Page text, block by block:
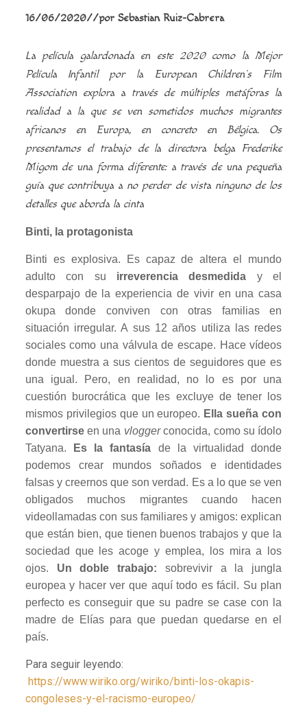
16/06/2020//por Sebastian Ruiz-Cabrera
La película galardonada en este 2020 como la Mejor
Película Infantil por la European Children’s Film
Association explora a través de múltiples metáforas la
realidad a la que se ven sometidos muchos migrantes
africanos en Europa, en concreto en Bélgica. Os
presentamos el trabajo de la directora belga Frederike
Migom de una forma diferente: a través de una pequeña
guía que contribuya a no perder de vista ninguno de los
detalles que aborda la cinta
Binti, la protagonista
Binti es explosiva. Es capaz de altera el mundo
adulto con su irreverencia desmedida y el
desparpajo de la experiencia de vivir en una casa
okupa donde conviven con otras familias en
situación irregular. A sus 12 años utiliza las redes
sociales como una válvula de escape. Hace vídeos
donde muestra a sus cientos de seguidores que es
una igual. Pero, en realidad, no lo es por una
cuestión burocrática que les excluye de tener los
mismos privilegios que un europeo. Ella sueña con
convertirseen una vloggerconocida, como su ídolo
Tatyana.
Es la fantasía de la virtualidad donde
podemos crear mundos soñados e identidades
falsas y creernos que son verdad. Es a lo que se ven
obligados muchos migrantes cuando hacen
videollamadas con sus familiares y amigos: explican
que están bien, que tienen buenos trabajos y que la
sociedad que les acoge y emplea, los mira a los
ojos. Un doble trabajo: sobrevivir a la jungla
europea y hacer ver que aquí todo es fácil. Su plan
perfecto es conseguir que su padre se case con la
madre de Elías para que puedan quedarse en el
país.
Para seguir leyendo:
https://www.wiriko.org/wiriko/binti-los-okapis-
congoleses-y-el-racismo-europeo/